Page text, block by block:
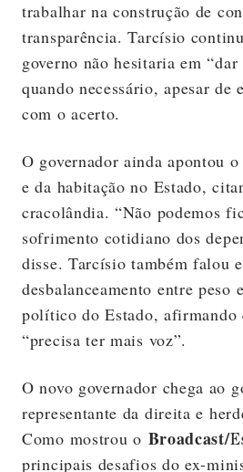
trabalhar na construção de
transparência. Tarcísio
governo não hesitaria em “dar
quando necessário, apesar de
com o acerto.
O governador ainda apontou
e da habitação no Estado,
cracolândia. “Não podemos
sofrimento cotidiano dos
disse. Tarcísio também falou
desbalanceamento entre peso
político do Estado, afirmando
“precisa ter mais voz”.
O novo governador chega ao
representante da direita e
Como mostrou o Broadcast/
principais desafios do ex-